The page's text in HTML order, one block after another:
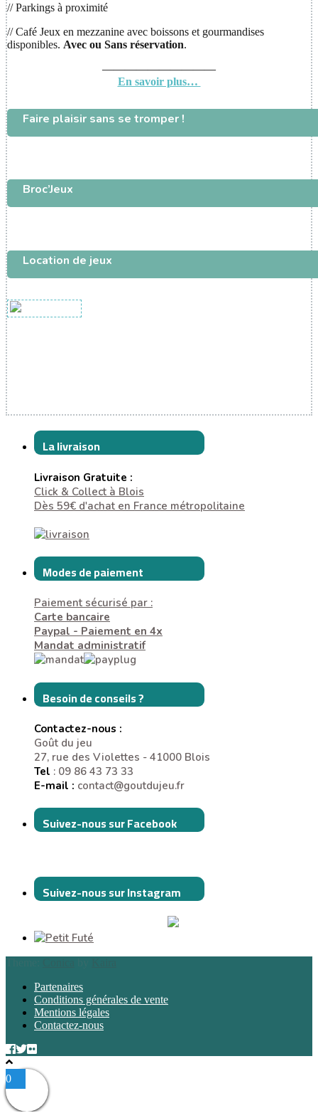
// Parkings à proximité
// Café Jeux en mezzanine avec boissons et gourmandises
disponibles. Avec ou Sans réservation.
——————————
En savoir plus…
Faire plaisir sans se tromper !
Broc’Jeux
Location de jeux
La livraison
Livraison Gratuite :
Click & Collect à Blois
Dès 59€ d'achat en France métropolitaine
Modes de paiement
Paiement sécurisé par :
Carte bancaire
Paypal - Paiement en 4x
Mandat administratif
Besoin de conseils ?
Contactez-nous :
Goût du jeu
27, rue des Violettes - 41000 Blois
Tel : 09 86 43 73 33
E-mail : contact@goutdujeu.fr
Suivez-nous sur Facebook
Suivez-nous sur Instagram
Partenaires
Conditions générales de vente
Mentions légales
Contactez-nous
0